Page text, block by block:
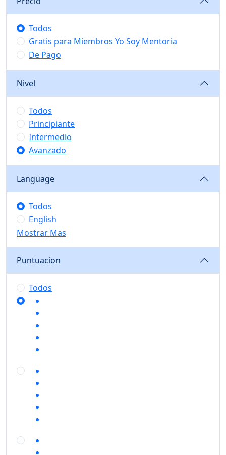
Todos
Gratis para Miembros Yo Soy Mentoria
De Pago
Nivel
Todos
Principiante
Intermedio
Avanzado
Language
Todos
English
Mostrar Mas
Puntuacion
Todos